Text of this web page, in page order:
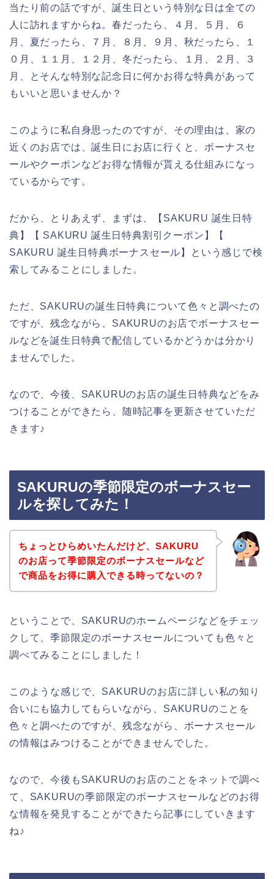
当たり前の話ですが、誕生日という特別な日は全ての
人に訪れますからね。春だったら、４月、５月、６
月、夏だったら、７月、８月、９月、秋だったら、１
０月、１１月、１２月、冬だったら、１月、２月、３
月、とそんな特別な記念日に何かお得な特典があって
もいいと思いませんか？
このように私自身思ったのですが、その理由は、家の
近くのお店では、誕生日にお店に行くと、ボーナスセ
ールやクーポンなどお得な情報が貰える仕組みになっ
ているからです。
だから、とりあえず、まずは、【SAKURU 誕生日特
典】【 SAKURU 誕生日特典割引クーポン】【
SAKURU 誕生日特典ボーナスセール】という感じで検
索してみることにしました。
ただ、SAKURUの誕生日特典について色々と調べたの
ですが、残念ながら、SAKURUのお店でボーナスセー
ルなどを誕生日特典で配信しているかどうかは分かり
ませんでした。
なので、今後、SAKURUのお店の誕生日特典などをみ
つけることができたら、随時記事を更新させていただ
きます♪
SAKURUの季節限定のボーナスセー
ルを探してみた！
ちょっとひらめいたんだけど、SAKURU
のお店って季節限定のボーナスセールなど
で商品をお得に購入できる時ってないの？
ということで、SAKURUのホームページなどをチェッ
クして、季節限定のボーナスセールについても色々と
調べてみることにしました！
このような感じで、SAKURUのお店に詳しい私の知り
合いにも協力してもらいながら、SAKURUのことを
色々と調べたのですが、残念ながら、ボーナスセール
の情報はみつけることができませんでした。
なので、今後もSAKURUのお店のことをネットで調べ
て、SAKURUの季節限定のボーナスセールなどのお得
な情報を発見することができたら記事にしていきます
ね♪